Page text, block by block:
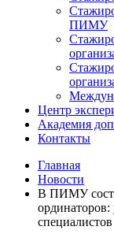
ПИМУ
Центр
Академия
Контакты
Главная
Новости
В ПИМУ
ординаторов:
специалистов